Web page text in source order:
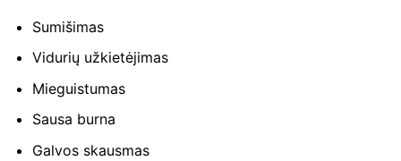
Sumišimas
Vidurių užkietėjimas
Mieguistumas
Sausa burna
Galvos skausmas